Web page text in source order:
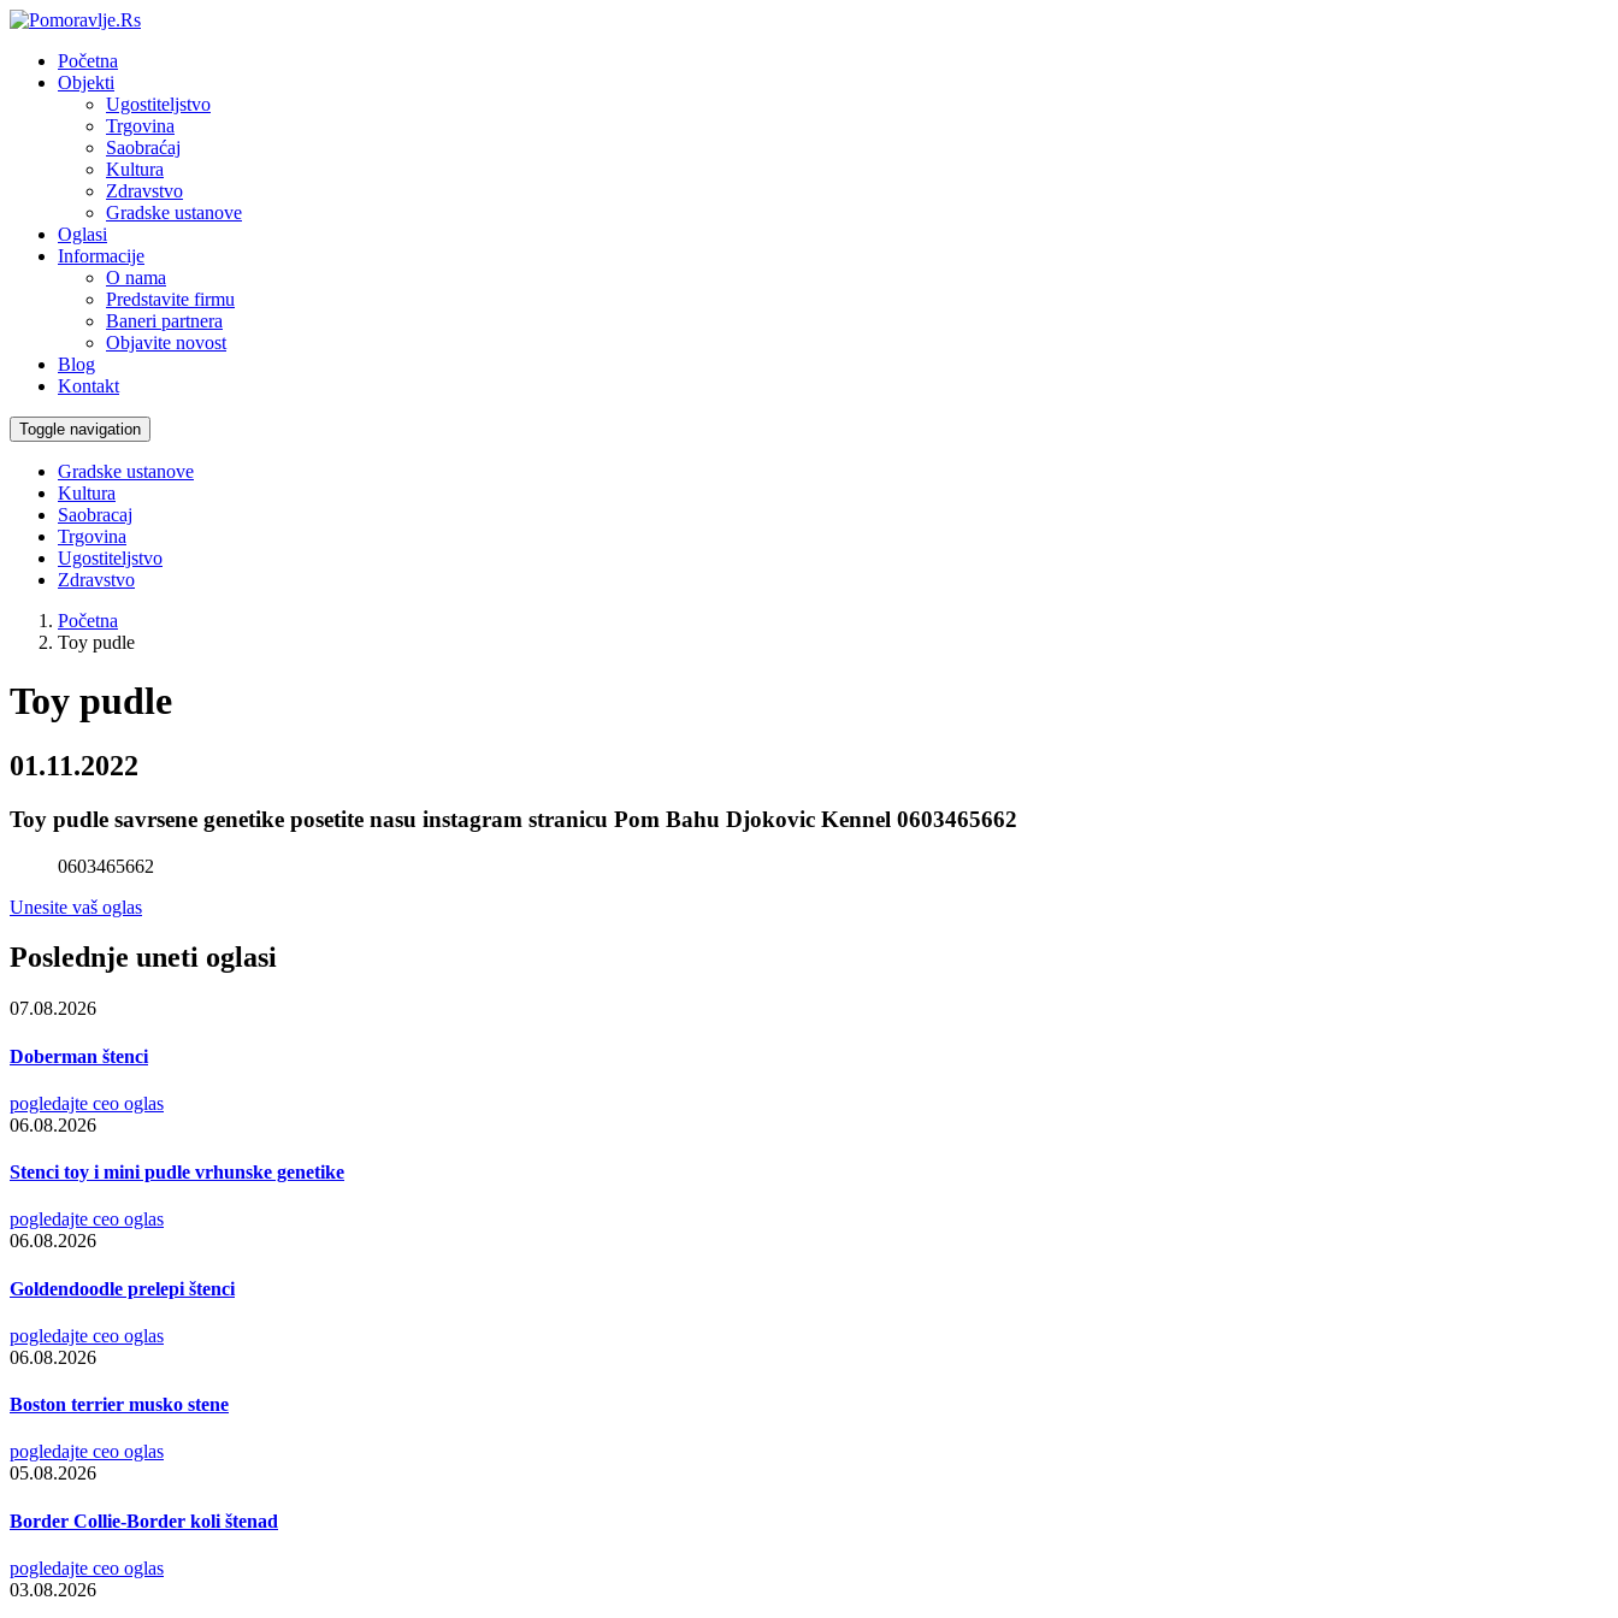
Početna
Objekti
Ugostiteljstvo
Trgovina
Saobraćaj
Kultura
Zdravstvo
Gradske ustanove
Oglasi
Informacije
O nama
Predstavite firmu
Baneri partnera
Objavite novost
Blog
Kontakt
Toggle navigation
Gradske ustanove
Kultura
Saobracaj
Trgovina
Ugostiteljstvo
Zdravstvo
Početna
Toy pudle
Toy pudle
01.11.2022
Toy pudle savrsene genetike posetite nasu instagram stranicu Pom Bahu Djokovic Kennel 0603465662
0603465662
Unesite vaš oglas
Poslednje uneti oglasi
07.08.2026
Doberman štenci
pogledajte ceo oglas
06.08.2026
Stenci toy i mini pudle vrhunske genetike
pogledajte ceo oglas
06.08.2026
Goldendoodle prelepi štenci
pogledajte ceo oglas
06.08.2026
Boston terrier musko stene
pogledajte ceo oglas
05.08.2026
Border Collie-Border koli štenad
pogledajte ceo oglas
03.08.2026